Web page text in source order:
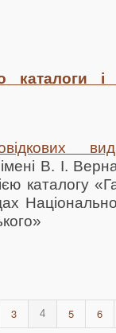
і
імені В. І.
каталогу
3 4 5
6